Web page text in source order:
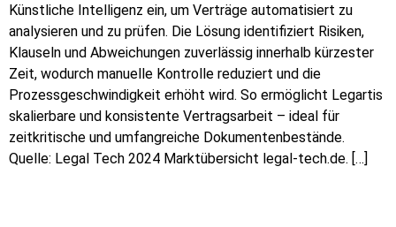
Künstliche Intelligenz ein, um Verträge automatisiert zu
analysieren und zu prüfen. Die Lösung identifiziert Risiken,
Klauseln und Abweichungen zuverlässig innerhalb kürzester
Zeit, wodurch manuelle Kontrolle reduziert und die
Prozessgeschwindigkeit erhöht wird. So ermöglicht Legartis
skalierbare und konsistente Vertragsarbeit – ideal für
zeitkritische und umfangreiche Dokumentenbestände.
Quelle: Legal Tech 2024 Marktübersicht legal-tech.de. […]